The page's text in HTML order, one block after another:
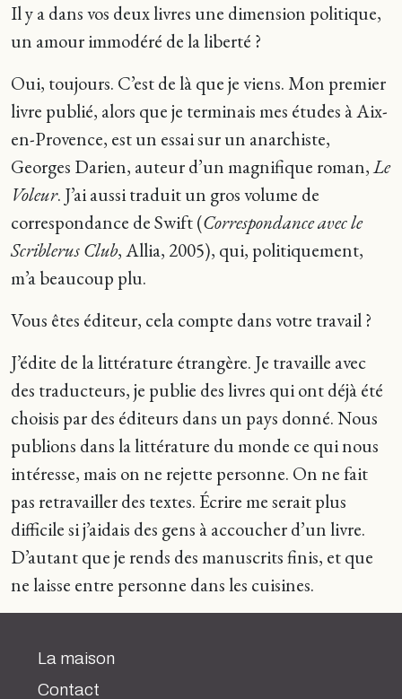
Il y a dans vos deux livres une dimension politique,
un amour immodéré de la liberté ?
Oui, toujours. C’est de là que je viens. Mon premier
livre publié, alors que je terminais mes études à Aix-
en-Provence, est un essai sur un anarchiste,
Georges Darien, auteur d’un magnifique roman,Le
Voleur. J’ai aussi traduit un gros volume de
correspondance de Swift (Correspondance avec le
Scriblerus Club, Allia, 2005), qui, politiquement,
m’a beaucoup plu.
Vous êtes éditeur, cela compte dans votre travail ?
J’édite de la littérature étrangère. Je travaille avec
des traducteurs, je publie des livres qui ont déjà été
choisis par des éditeurs dans un pays donné. Nous
publions dans la littérature du monde ce qui nous
intéresse, mais on ne rejette personne. On ne fait
pas retravailler des textes. Écrire me serait plus
difficile si j’aidais des gens à accoucher d’un livre.
D’autant que je rends des manuscrits finis, et que
ne laisse entre personne dans les cuisines.
La maison
Contact